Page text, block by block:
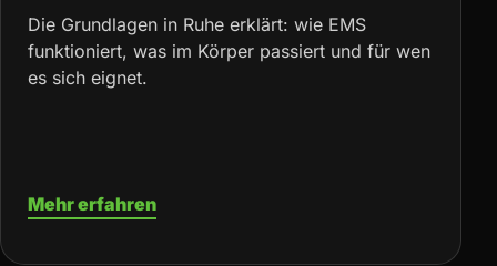
Die Grundlagen in Ruhe erklärt: wie EMS
funktioniert, was im Körper passiert und für wen
es sich eignet.
Mehr erfahren